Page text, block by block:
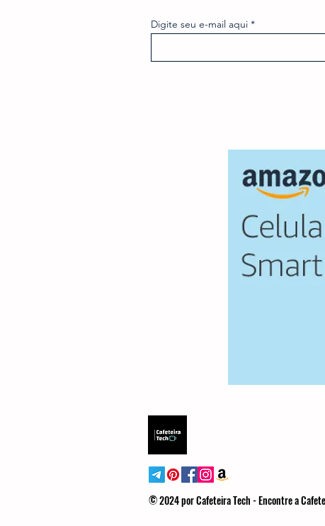
Digite seu e-mail aqui
© 2024 por Cafeteira Tech - Encontre a